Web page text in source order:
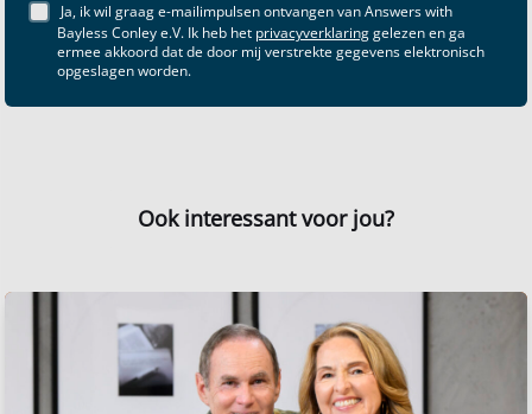
Ja, ik wil graag e-mailimpulsen ontvangen van Answers with
Bayless Conley e.V. Ik heb het privacyverklaringgelezen en ga
ermee akkoord dat de door mij verstrekte gegevens elektronisch
opgeslagen worden.
Ook interessant voor jou?